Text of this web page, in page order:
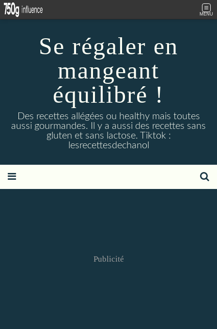
MENU
Se régaler en
mangeant
équilibré !
Des recettes allégées ou healthy mais toutes
aussi gourmandes. Il y a aussi des recettes sans
gluten et sans lactose. Tiktok :
lesrecettesdechanol
Publicité